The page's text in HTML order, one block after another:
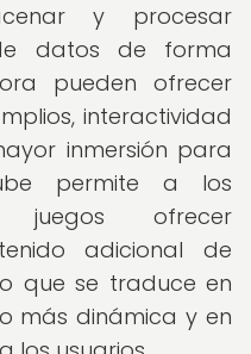
y procesar
datos de forma
pueden ofrecer
interactividad
inmersión para
permite a los
juegos ofrecer
adicional de
que se traduce en
más dinámica y en